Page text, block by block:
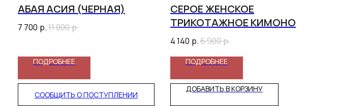
АБАЯ АСИЯ (ЧЕРНАЯ)
7 700 р.11 000р.
ПОДРОБНЕЕ
СООБЩИТЬ О ПОСТУПЛЕНИИ
СЕРОЕ ЖЕНСКОЕ
ТРИКОТАЖНОЕ КИМОНО
4 140 р.6 900р.
ПОДРОБНЕЕ
ДОБАВИТЬ В КОРЗИНУ